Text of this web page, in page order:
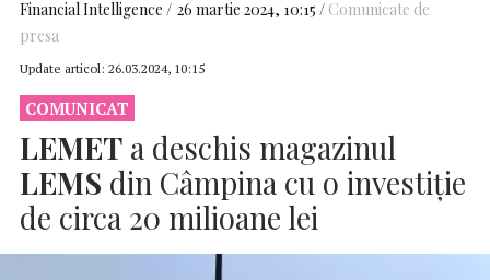
Financial Intelligence 26 martie 2024, 10:15
Comunicate de
presa
Update articol: 26.03.2024, 10:15
COMUNICAT
LEMET a deschis magazinul
LEMS din Câmpina cu o investiție
de circa 20 milioane lei